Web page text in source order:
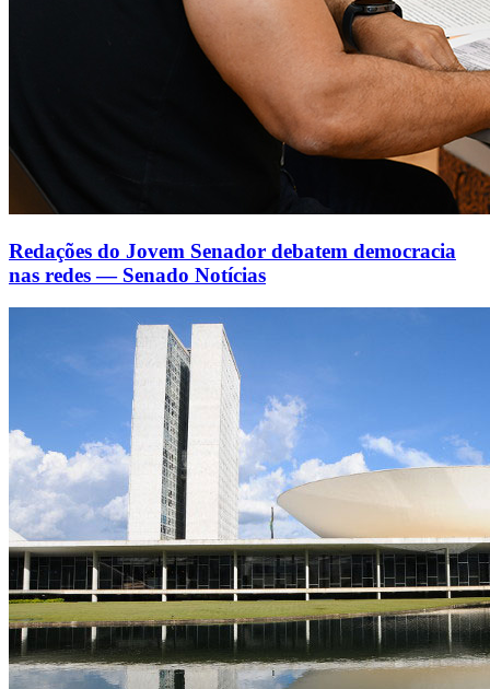
Redações do Jovem Senador debatem democracia
nas redes — Senado Notícias